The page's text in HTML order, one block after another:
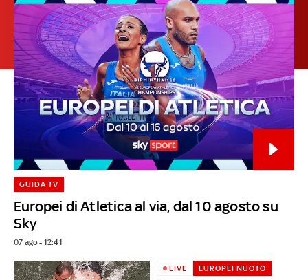
Europei di Atletica al via, dal 10 agosto su
Sky
GUIDA TV
07 ago - 12:41
LIVE EUROPEI NUOTO